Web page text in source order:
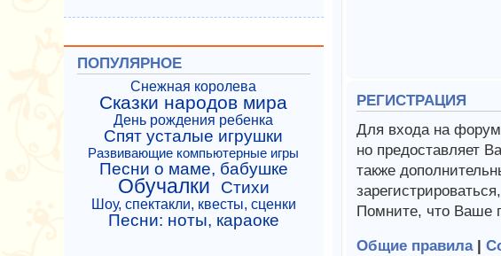
РЕГИСТРАЦИЯ
Для входа на форум
но предоставляет
также
Помните, что Ваше
Общие правила|
ПОПУЛЯРНОЕ
Снежная королева
Сказки народов мира
День рождения ребенка
Спят усталые игрушки
Развивающие компьютерные игры
Песни о маме, бабушке
Обучалки Стихи
Шоу, спектакли, квесты, сценки
Песни: ноты, караоке